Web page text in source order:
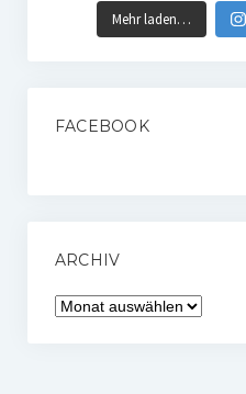
Mehr laden…
FACEBOOK
ARCHIV
Archiv